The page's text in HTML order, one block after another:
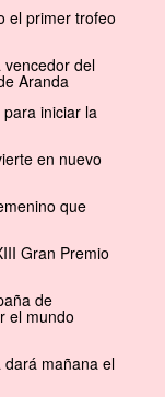
el primer trofeo
vencedor del
Aranda
iniciar la
en nuevo
que
Gran Premio
de
el mundo
dará mañana el